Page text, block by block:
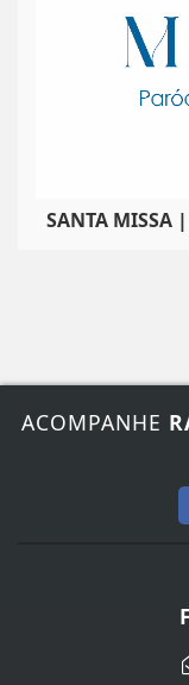
SANTA MISSA
ACOMPANHE